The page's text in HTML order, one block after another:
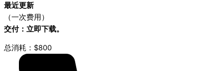
最近更新
（一次费用）
交付：立即下载。
总消耗：$800